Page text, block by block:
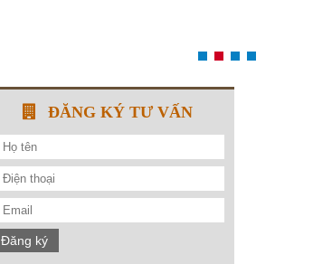
ĐĂNG KÝ TƯ VẤN
Đăng ký